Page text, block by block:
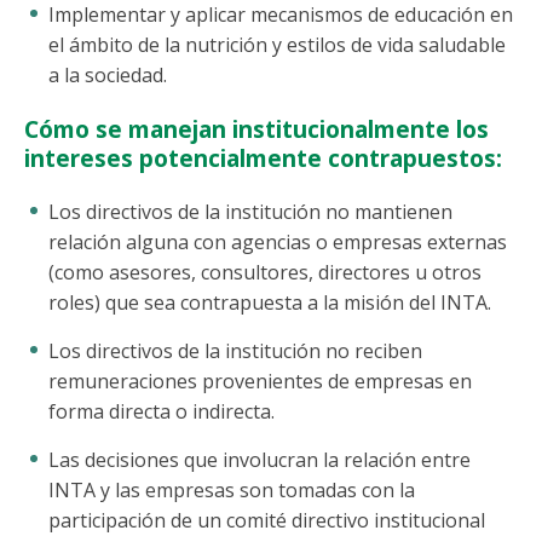
Implementar y aplicar mecanismos de educación en
el ámbito de la nutrición y estilos de vida saludable
a la sociedad.
Cómo se manejan institucionalmente los
intereses potencialmente contrapuestos:
Los directivos de la institución no mantienen
relación alguna con agencias o empresas externas
(como asesores, consultores, directores u otros
roles) que sea contrapuesta a la misión del INTA.
Los directivos de la institución no reciben
remuneraciones provenientes de empresas en
forma directa o indirecta.
Las decisiones que involucran la relación entre
INTA y las empresas son tomadas con la
participación de un comité directivo institucional